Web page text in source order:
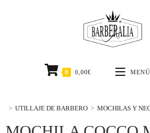
0 0,00€ MENÚ
> UTILLAJE DE BARBERO > MOCHILAS Y